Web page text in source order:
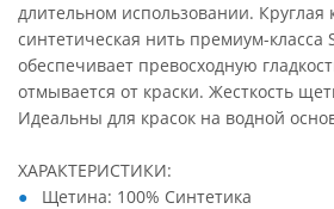
длительном использовании. Круглая
синтетическая нить премиум-класса
обеспечивает превосходную
отмывается от краски. Жесткость
Идеальны для красок на водной
ХАРАКТЕРИСТИКИ:
Щетина: 100% Синтетика